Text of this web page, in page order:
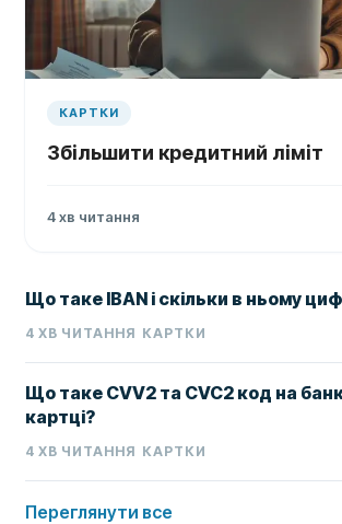
КАРТКИ
Збільшити кредитний ліміт
4 хв читання
Що таке IBAN і скільки в ньому
4 ХВ ЧИТАННЯ КАРТКИ
Що таке CVV2 та CVC2 код на
картці?
4 ХВ ЧИТАННЯ КАРТКИ
Переглянути все